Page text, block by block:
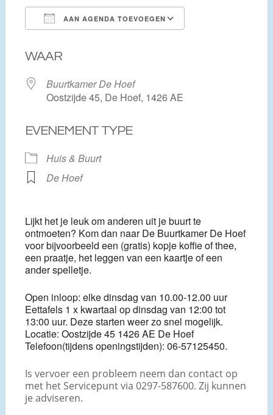
AAN AGENDA TOEVOEGEN
WAAR
Buurtkamer De Hoef
Oostzijde 45, De Hoef, 1426 AE
EVENEMENT TYPE
Huis & Buurt
De Hoef
Lijkt het je leuk om anderen uit je buurt te
ontmoeten? Kom dan naar De Buurtkamer De Hoef
voor bijvoorbeeld een (gratis) kopje koffie of thee,
een praatje, het leggen van een kaartje of een
ander spelletje.
Open inloop: elke dinsdag van 10.00-12.00 uur
Eettafels 1 x kwartaal op dinsdag van 12:00 tot
13:00 uur. Deze starten weer zo snel mogelijk.
Locatie: Oostzijde 45 1426 AE De Hoef
Telefoon(tijdens openingstijden): 06-57125450.
Is vervoer een probleem neem dan contact op
met het Servicepunt via 0297-587600. Zij kunnen
je adviseren.